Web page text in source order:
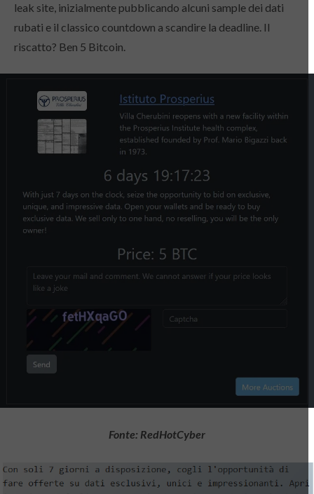
leak site, inizialmente pubblicando alcuni sample dei dati
rubati e il classico countdown a scandire la deadline. Il
riscatto? Ben 5 Bitcoin.
Fonte: RedHotCyber